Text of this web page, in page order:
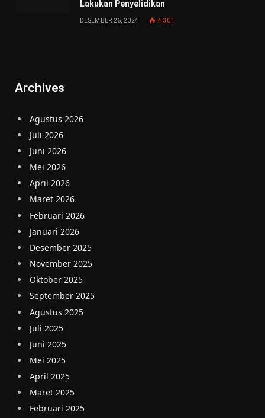
Lakukan Penyelidikan
DESEMBER 26, 2024 4,301
Archives
Agustus 2026
Juli 2026
Juni 2026
Mei 2026
April 2026
Maret 2026
Februari 2026
Januari 2026
Desember 2025
November 2025
Oktober 2025
September 2025
Agustus 2025
Juli 2025
Juni 2025
Mei 2025
April 2025
Maret 2025
Februari 2025